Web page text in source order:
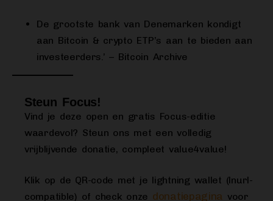
De grootste bank van Denemarken kondigt
aan Bitcoin & crypto ETP’s aan te bieden aan
investeerders.’ – Bitcoin Archive
Steun Focus!
Vind je deze open en gratis Focus-editie
waardevol? Steun ons met een volledig
vrijblijvende donatie, compleet value4value!
Klik op de QR-code met je lightning wallet (lnurl-
compatible) of check onze donatiepagina voor